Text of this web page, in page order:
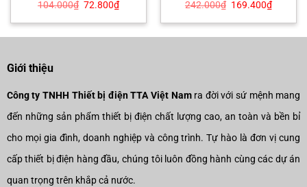
104.000₫ Giá
là:
72.800₫Giá
hiện
tại
72.800₫.
242.000₫ Giá
là:
169.400₫Giá
hiện
tại
Giới thiệu
Công ty TNHH Thiết bị điện TTA Việt Namra đời với sứ mệnh mang
đến những sản phẩm thiết bị điện chất lượng cao, an toàn và bền bỉ
cho mọi gia đình, doanh nghiệp và công trình. Tự hào là đơn vị cung
cấp thiết bị điện hàng đầu, chúng tôi luôn đồng hành cùng các dự án
quan trọng trên khắp cả nước.